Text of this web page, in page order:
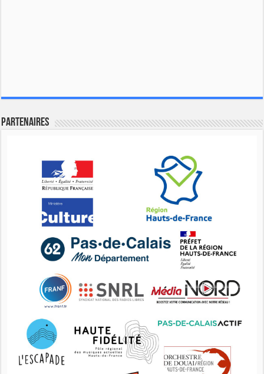
Partenaires